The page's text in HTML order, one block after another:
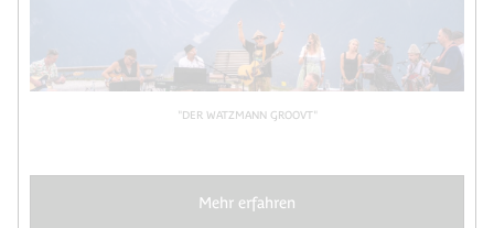
"DER WATZMANN GROOVT"
Mehr erfahren